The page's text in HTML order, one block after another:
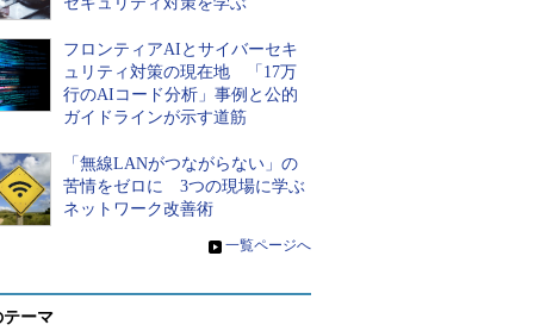
フロンティアAIとサイバーセキ
ュリティ対策の現在地 「17万
行のAIコード分析」事例と公的
ガイドラインが示す道筋
「無線LANがつながらない」の
苦情をゼロに 3つの現場に学ぶ
ネットワーク改善術
» 一覧ページへ
ーマ